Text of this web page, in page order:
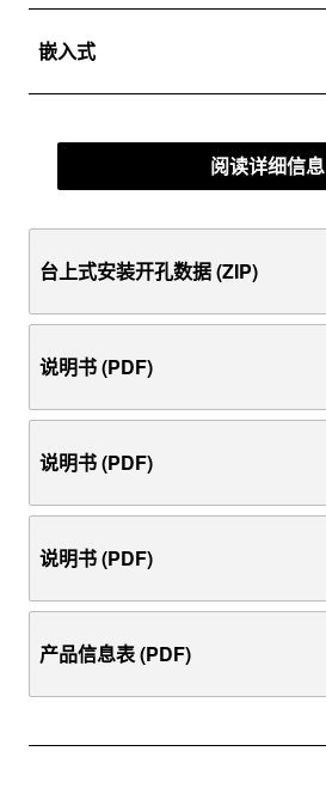
嵌入式
阅读详细信息
台上式安装开孔数据 (ZIP)
说明书 (PDF)
说明书 (PDF)
说明书 (PDF)
产品信息表 (PDF)